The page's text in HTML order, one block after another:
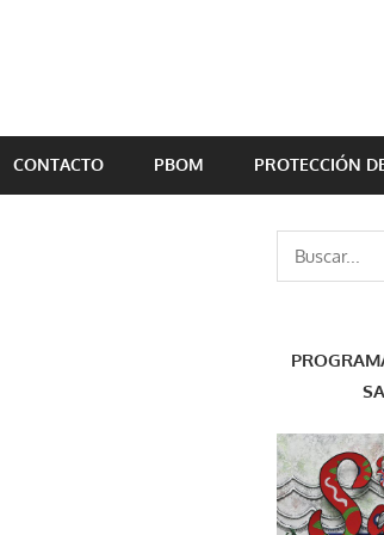
CONTACTO PBOM PROTECCIÓN